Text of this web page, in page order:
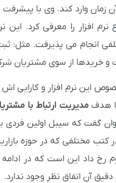
زمان وارد کند. وی با
افزار را معرفی کرد. این
می پذیرفت. مثل: ثبت
و خریدها از سوی مشتریان
این نرم افزار و کارایی
با هدفمدیریت ارتباط با
گفت که سیبل اولین فردی
مختلفی که در حوزه
داد این است که در
آن اتفاق نظر وجود ندارد.